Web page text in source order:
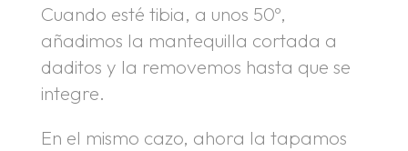
Cuando esté tibia, a unos 50º,
añadimos la mantequilla cortada a
daditos y la removemos hasta que se
integre.
En el mismo cazo, ahora la tapamos